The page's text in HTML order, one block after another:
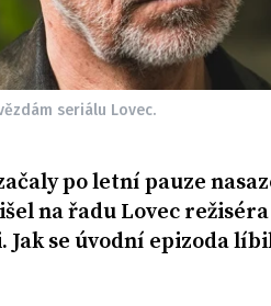
seriálu Lovec.
po letní pauze
na řadu Lovec
se úvodní epizoda